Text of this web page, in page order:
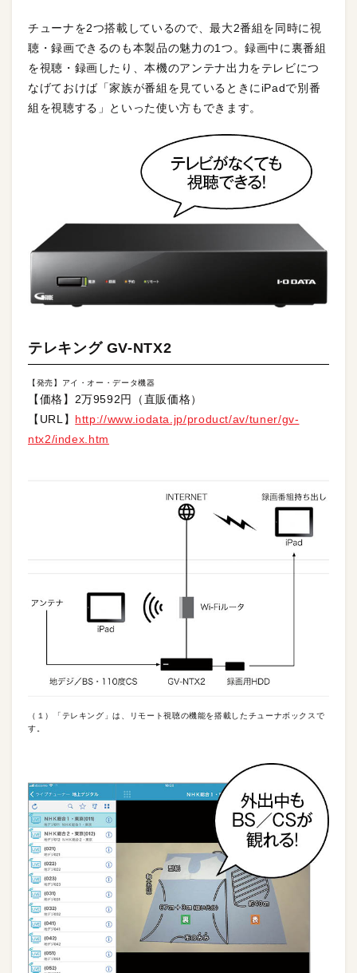
チューナを2つ搭載しているので、最大2番組を同時に視
聴・録画できるのも本製品の魅力の1つ。録画中に裏番組
を視聴・録画したり、本機のアンテナ出力をテレビにつ
なげておけば「家族が番組を見ているときにiPadで別番
組を視聴する」といった使い方もできます。
テレキング GV-NTX2
【発売】アイ・オー・データ機器
【価格】2万9592円（直販価格）
【URL】 http://www.iodata.jp/product/av/tuner/gv-
ntx2/index.htm
（１）「テレキング」は、リモート視聴の機能を搭載したチューナボックスで
す。